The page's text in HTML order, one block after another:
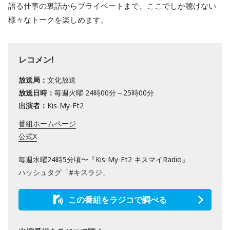
語る仕事の裏話からプライベートまで、ここでしか聴けない
様々なトークを楽しめます。
レコメン!
放送局： 文化放送
放送日時： 毎週火曜 24時00分～25時00分
出演者： Kis-My-Ft2
番組ホームページ
公式X
毎週水曜24時5分頃〜『Kis-My-Ft2 キスマイRadio』
ハッシュタグ「#キスラジ」
この番組をラジコで調べる